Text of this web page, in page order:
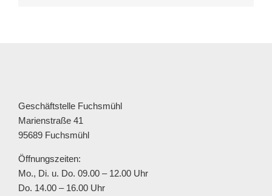
Geschäftstelle Fuchsmühl
Marienstraße 41
95689 Fuchsmühl
Öffnungszeiten:
Mo., Di. u. Do. 09.00 – 12.00 Uhr
Do. 14.00 – 16.00 Uhr